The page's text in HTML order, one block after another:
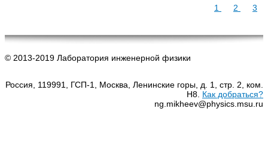
1 2 3
© 2013-2019 Лаборатория инженерной физики
Россия, 119991, ГСП-1, Москва, Ленинские горы, д. 1, стр. 2, ком.
Н8. Как добраться?
ng.mikheev@physics.msu.ru